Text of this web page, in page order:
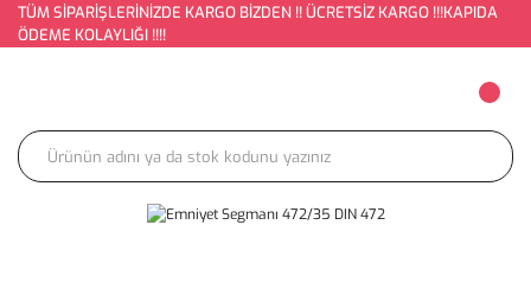
TÜM SİPARİŞLERİNİZDE KARGO BİZDEN !! ÜCRETSİZ KARGO !!!KAPIDA
ÖDEME KOLAYLIĞI !!!!